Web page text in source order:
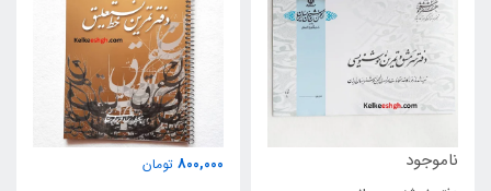
800,000 ناموجود